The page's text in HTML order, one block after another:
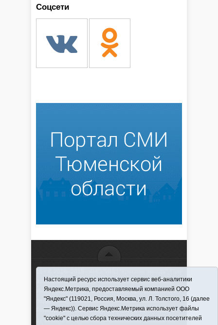
Соцсети
использовании материалов ссылка обязательна
Информационная лента выходит при финансовой
поддержке правительства Тюменской области
Регистрационный номер СМИ ЭЛ № ФС 77-66066
от 10.06. 2016 г. выдано Федеральной службой по
Настоящий ресурс использует сервис веб-аналитики
Яндекс.Метрика, предоставляемый компанией ООО
"Яндекс" (119021, Россия, Москва, ул. Л. Толстого, 16 (далее
— Яндекс)). Сервис Яндекс.Метрика использует файлы
"cookie" с целью сбора технических данных посетителей